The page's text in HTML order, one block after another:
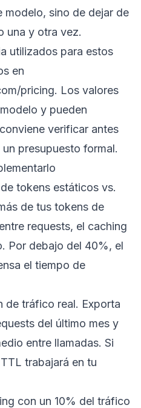
modelo, sino de dejar de
una y otra vez.
utilizados para estos
en
pricing. Los valores
y pueden
verificar antes
presupuesto formal.
tokens estáticos vs.
de tus tokens de
requests, el caching
Por debajo del 40%, el
el tiempo de
de tráfico real. Exporta
del último mes y
entre llamadas. Si
trabajará en tu
con un 10% del tráfico